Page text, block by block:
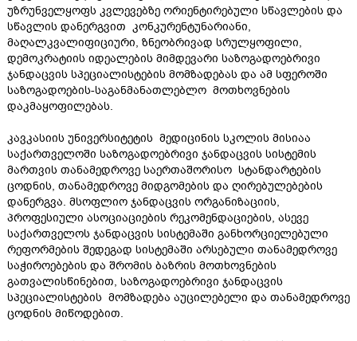
უზრუნველყოფს კვლევებზე ორიენტირებული სწავლების და
სწავლის დანერგვით კონკურენტუნარიანი,
მაღალკვალიფიციური, ზნეობრივად სრულყოფილი,
დემოკრატიის იდეალების მიმდევარი საზოგადოებრივი
ჯანდაცვის სპეციალისტების მომზადებას და ამ სფეროში
საზოგადოების-საგანმანათლებლო მოთხოვნების
დაკმაყოფილებას.
კავკასიის უნივერსიტეტის მედიცინის სკოლის მისიაა
საქართველოში საზოგადოებრივი ჯანდაცვის სისტემის
მართვის თანამედროვე საერთაშორისო სტანდარტების
ცოდნის, თანამედროვე მიდგომების და ღირებულებების
დანერგვა. მსოფლიო ჯანდაცვის ორგანიზაციის,
პროფესიული ასოციაციების რეკომენდაციების, ასევე
საქართველოს ჯანდაცვის სისტემაში განხორციელებული
რეფორმების შედეგად სისტემაში არსებული თანამედროვე
საჭიროებების და შრომის ბაზრის მოთხოვნების
გათვალისწინებით, საზოგადოებრივი ჯანდაცვის
სპეციალისტების მომზადება აუცილებელი და თანამედროვე
ცოდნის მიწოდებით.